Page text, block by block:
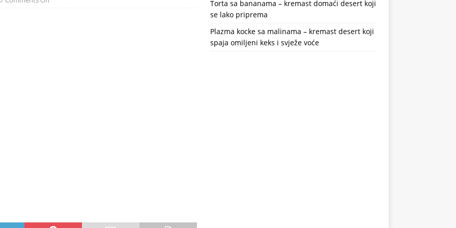
Torta sa bananama – kremast domaći desert koji
se lako priprema
Plazma kocke sa malinama – kremast desert koji
spaja omiljeni keks i svježe voće